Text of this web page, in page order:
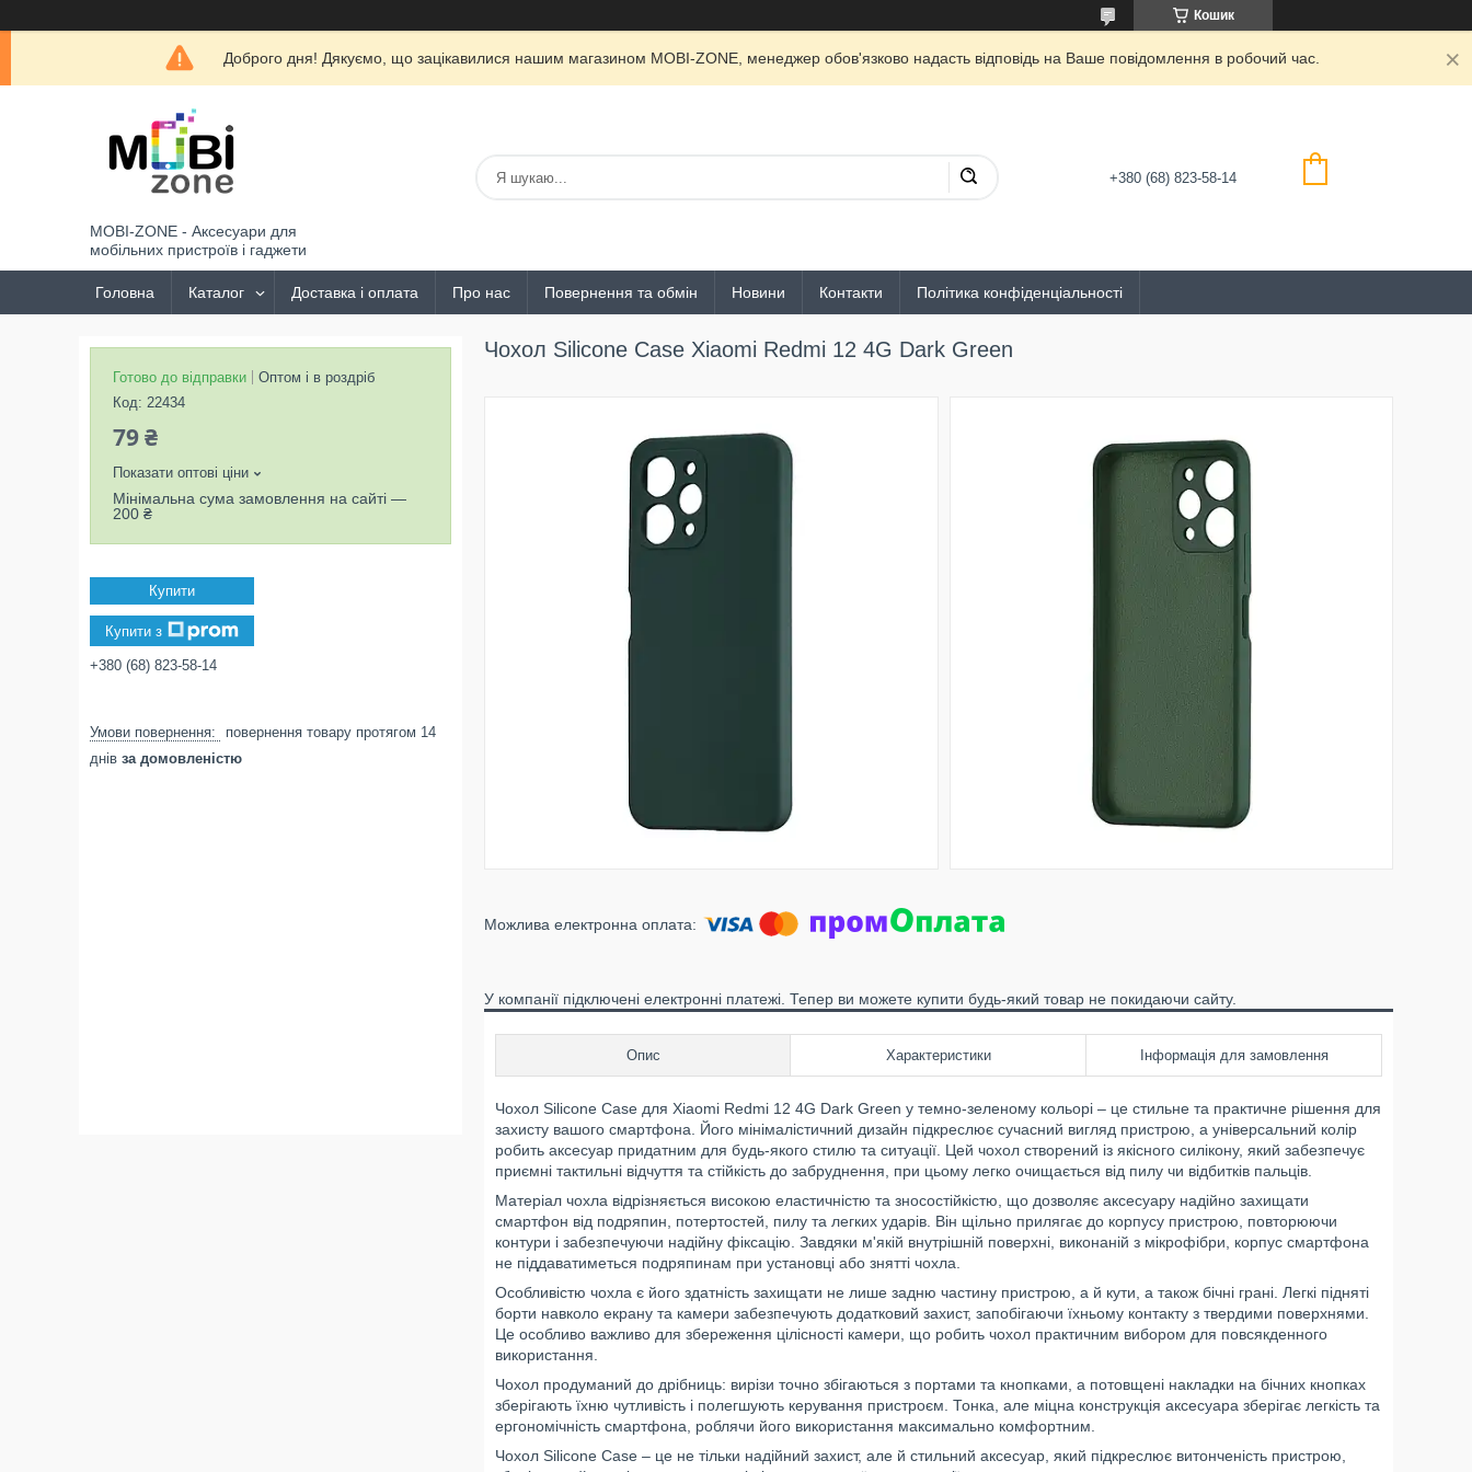
Кошик
Доброго дня! Дякуємо, що зацікавилися нашим магазином MOBI-ZONE, менеджер обов'язково надасть відповідь на Ваше повідомлення в робочий час.
MOBI-ZONE - Аксесуари для
мобільних пристроїв і гаджети
+380 (68) 823-58-14
Головна Каталог Доставка і оплата Про нас Повернення та обмін Новини Контакти Політика конфіденціальності
Чохол Silicone Case Xiaomi Redmi 12 4G Dark Green
У компанії підключені електронні платежі. Тепер ви можете купити будь-який товар не покидаючи сайту.
Опис Характеристики Інформація для замовлення
Чохол Silicone Case для Xiaomi Redmi 12 4G Dark Green у темно-зеленому кольорі – це стильне та практичне рішення для
захисту вашого смартфона. Його мінімалістичний дизайн підкреслює сучасний вигляд пристрою, а універсальний колір
робить аксесуар придатним для будь-якого стилю та ситуації. Цей чохол створений із якісного силікону, який забезпечує
приємні тактильні відчуття та стійкість до забруднення, при цьому легко очищається від пилу чи відбитків пальців.
Матеріал чохла відрізняється високою еластичністю та зносостійкістю, що дозволяє аксесуару надійно захищати
смартфон від подряпин, потертостей, пилу та легких ударів. Він щільно прилягає до корпусу пристрою, повторюючи
контури і забезпечуючи надійну фіксацію. Завдяки м'якій внутрішній поверхні, виконаній з мікрофібри, корпус смартфона
не піддаватиметься подряпинам при установці або знятті чохла.
Особливістю чохла є його здатність захищати не лише задню частину пристрою, а й кути, а також бічні грані. Легкі підняті
борти навколо екрану та камери забезпечують додатковий захист, запобігаючи їхньому контакту з твердими поверхнями.
Це особливо важливо для збереження цілісності камери, що робить чохол практичним вибором для повсякденного
використання.
Чохол продуманий до дрібниць: вирізи точно збігаються з портами та кнопками, а потовщені накладки на бічних кнопках
зберігають їхню чутливість і полегшують керування пристроєм. Тонка, але міцна конструкція аксесуара зберігає легкість та
ергономічність смартфона, роблячи його використання максимально комфортним.
Чохол Silicone Case – це не тільки надійний захист, але й стильний аксесуар, який підкреслює витонченість пристрою,
Готово до відправки
Оптом і в роздріб
Код: 22434
79 ₴
Показати оптові ціни
Мінімальна сума замовлення на сайті —
200 ₴
Купити
Купити з
+380 (68) 823-58-14
повернення товару протягом 14
днів за домовленістю